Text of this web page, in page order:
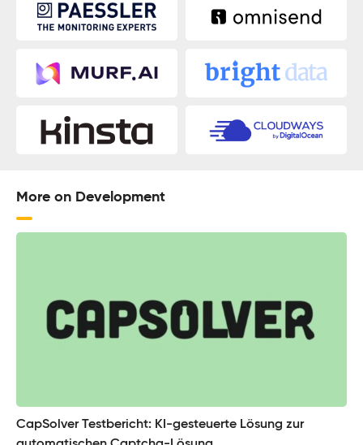
More on Development
CapSolver Testbericht: KI-gesteuerte Lösung zur